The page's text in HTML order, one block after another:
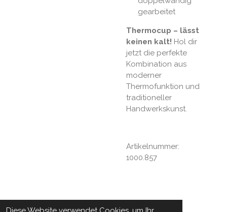
gearbeitet
Thermocup – lässt
keinen kalt! Hol dir
jetzt die perfekte
Kombination aus
moderner
Thermofunktion und
traditioneller
Handwerkskunst.
Artikelnummer:
1000.857